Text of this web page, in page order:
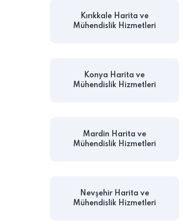
Kırıkkale Harita ve
Mühendislik Hizmetleri
Konya Harita ve
Mühendislik Hizmetleri
Mardin Harita ve
Mühendislik Hizmetleri
Nevşehir Harita ve
Mühendislik Hizmetleri